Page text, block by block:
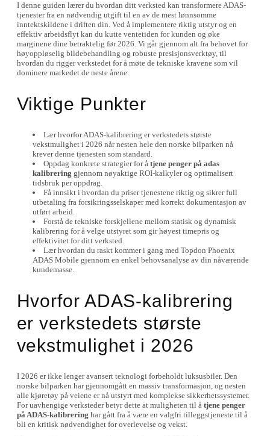
I denne guiden lærer du hvordan ditt verksted kan transformere ADAS-
tjenester fra en nødvendig utgift til en av de mest lønnsomme
inntektskildene i driften din. Ved å implementere riktig utstyr og en
effektiv arbeidsflyt kan du kutte ventetiden for kunden og øke
marginene dine betraktelig før 2026. Vi går gjennom alt fra behovet for
høyoppløselig bildebehandling og robuste presisjonsverktøy, til
hvordan du rigger verkstedet for å møte de tekniske kravene som vil
dominere markedet de neste årene.
Viktige Punkter
Lær hvorfor ADAS-kalibrering er verkstedets største
vekstmulighet i 2026 når nesten hele den norske bilparken nå
krever denne tjenesten som standard.
Oppdag konkrete strategier for å tjene penger på adas
kalibrering gjennom nøyaktige ROI-kalkyler og optimalisert
tidsbruk per oppdrag.
Få innsikt i hvordan du priser tjenestene riktig og sikrer full
utbetaling fra forsikringsselskaper med korrekt dokumentasjon av
utført arbeid.
Forstå de tekniske forskjellene mellom statisk og dynamisk
kalibrering for å velge utstyret som gir høyest timepris og
effektivitet for ditt verksted.
Lær hvordan du raskt kommer i gang med Topdon Phoenix
ADAS Mobile gjennom en enkel behovsanalyse av din nåværende
kundemasse.
Hvorfor ADAS-kalibrering
er verkstedets største
vekstmulighet i 2026
I 2026 er ikke lenger avansert teknologi forbeholdt luksusbiler. Den
norske bilparken har gjennomgått en massiv transformasjon, og nesten
alle kjøretøy på veiene er nå utstyrt med komplekse sikkerhetssystemer.
For uavhengige verksteder betyr dette at muligheten til å tjene penger
på ADAS-kalibrering har gått fra å være en valgfri tilleggstjeneste til å
bli en kritisk nødvendighet for overlevelse og vekst.